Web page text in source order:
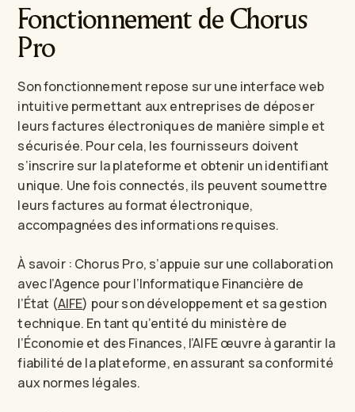
Fonctionnement de Chorus
Pro
Son fonctionnement repose sur une interface web
intuitive permettant aux entreprises de déposer
leurs factures électroniques de manière simple et
sécurisée. Pour cela, les fournisseurs doivent
s’inscrire sur la plateforme et obtenir un identifiant
unique. Une fois connectés, ils peuvent soumettre
leurs factures au format électronique,
accompagnées des informations requises.
À savoir : Chorus Pro, s’appuie sur une collaboration
avec l’Agence pour l’Informatique Financière de
l’État (AIFE) pour son développement et sa gestion
technique. En tant qu’entité du ministère de
l’Économie et des Finances, l’AIFE œuvre à garantir la
fiabilité de la plateforme, en assurant sa conformité
aux normes légales.